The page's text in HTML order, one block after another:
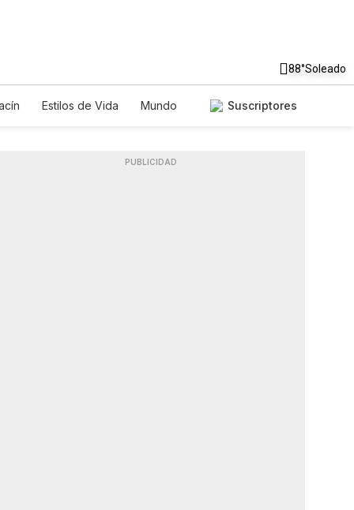
88°Soleado
Estilos de Vida
Mundo
Suscriptores
PUBLICIDAD